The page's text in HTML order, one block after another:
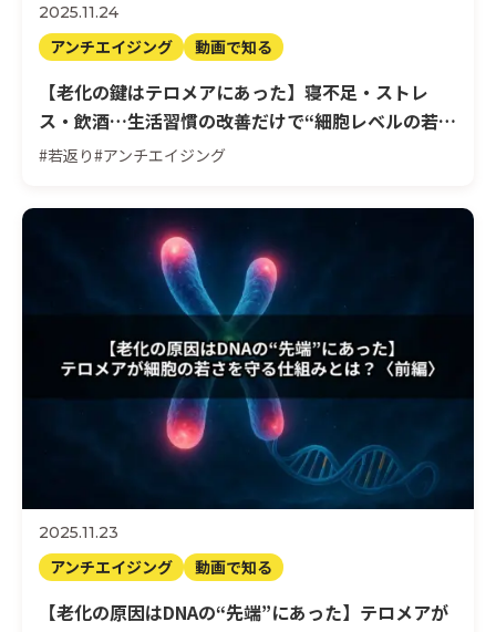
2025.11.24
アンチエイジング 動画で知る
【老化の鍵はテロメアにあった】寝不足・ストレ
ス・飲酒…生活習慣の改善だけで“細胞レベルの若返
り”は可能なのか？ 後編
#若返り#アンチエイジング
2025.11.23
アンチエイジング 動画で知る
【老化の原因はDNAの“先端”にあった】テロメアが